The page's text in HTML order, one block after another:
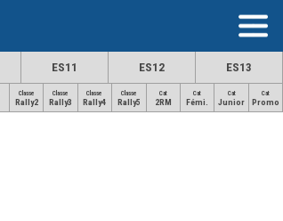
ES11 ES12 ES13
Classe
Rally2
Classe
Rally3
Classe
Rally4
Classe
Rally5
Cat
2RM
Cat
Fémi.
Cat
Junior
Cat
Promo